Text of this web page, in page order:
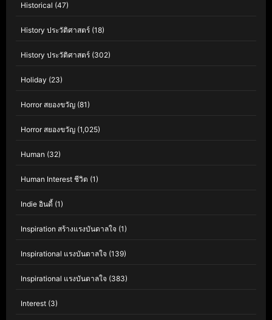
Historical (47)
History ประวัติศาสตร์ (18)
History ประวัติศาสตร์ (302)
Holiday (23)
Horror สยองขวัญ (81)
Horror สยองขวัญ (1,025)
Human (32)
Human Interest ชีวิต (1)
Indie อินดี้ (1)
Inspiration สร้างแรงบันดาลใจ (1)
Inspirational แรงบันดาลใจ (139)
Inspirational แรงบันดาลใจ (383)
Interest (3)